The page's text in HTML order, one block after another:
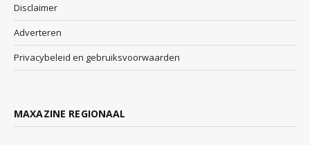
Disclaimer
Adverteren
Privacybeleid en gebruiksvoorwaarden
MAXAZINE REGIONAAL